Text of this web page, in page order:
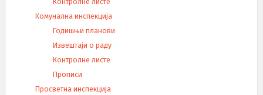
Контролне листе
Комунална инспекција
Годишњи планови
Извештаји о раду
Контролне листе
Прописи
Просветна инспекција